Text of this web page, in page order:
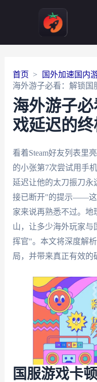
首页
国外加速国内
海外游子必看：解锁国
海外游子
戏延迟的
看着Steam好友列表里
的小张第7次尝试用手
延迟让他的太刀振刀
接已断开"的提示——这
家来说再熟悉不过。地
山，让多少海外玩家
挥官"。本文将深度解析
局，并带来真正有效的
国服游戏卡